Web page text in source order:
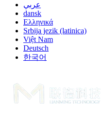
عربي
dansk
Ελληνικά
Srbija jezik (latinica)
Việt Nam
Deutsch
한국어